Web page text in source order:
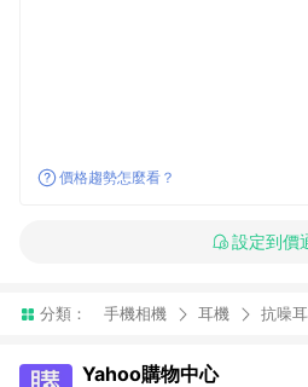
價格趨勢怎麼看？
設定到價
分類： 手機相機 耳機 抗噪
Yahoo購物中心